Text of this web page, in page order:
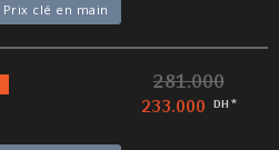
Prix clé en main
281.000
233.000 DH *